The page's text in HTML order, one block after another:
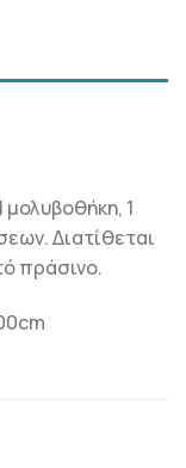
μολυβοθήκη, 1
Διατίθεται
πράσινο.